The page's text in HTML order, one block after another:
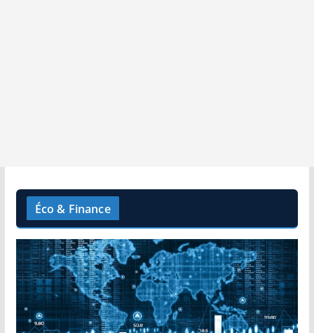
Éco & Finance